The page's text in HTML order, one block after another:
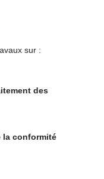
sur :
des
la conformité